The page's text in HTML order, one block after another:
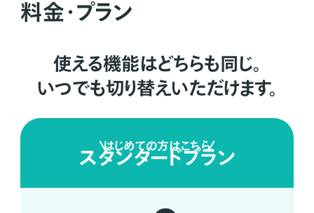
料金・プラン
使える機能はどちらも同じ。
いつでも切り替えいただけます。
はじめての方はこちら
スタンダードプラン